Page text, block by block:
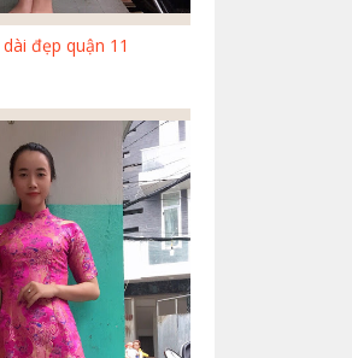
đẹp quận 11